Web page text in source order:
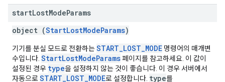
startLostModeParams
object (StartLostModeParams)
기기를 분실 모드로 전환하는START_LOST_MODE 명령어의 매개변
수입니다. StartLostModeParams페이지를 참고하세요. 이 값이
설정된 경우 type을 설정하지 않는 것이 좋습니다. 이 경우 서버에서
자동으로START_LOST_MODE로 설정합니다. type를